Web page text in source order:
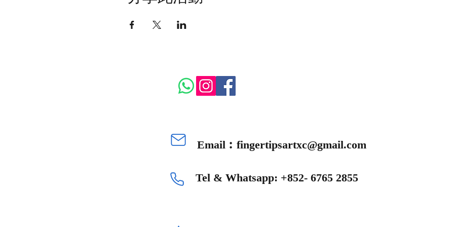
Email︰ fingertipsartxc@gmail.com
Tel & Whatsapp: +852- 6765 2855